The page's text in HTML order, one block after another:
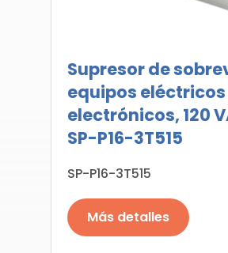
Supresor de
equipos
electrónicos, 120
SP-P16-3T515
SP-P16-3T515
Más detalles